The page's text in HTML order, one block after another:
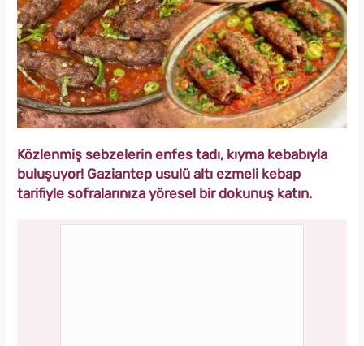
Közlenmiş sebzelerin enfes tadı, kıyma kebabıyla
buluşuyor! Gaziantep usulü altı ezmeli kebap
tarifiyle sofralarınıza yöresel bir dokunuş katın.